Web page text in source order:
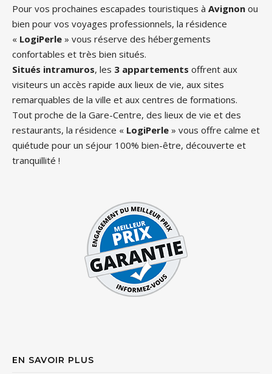
Pour vos prochaines escapades touristiques à Avignon ou
bien pour vos voyages professionnels, la résidence
« LogiPerle » vous réserve des hébergements
confortables et très bien situés.
Situés intramuros, les 3 appartements offrent aux
visiteurs un accès rapide aux lieux de vie, aux sites
remarquables de la ville et aux centres de formations.
Tout proche de la Gare-Centre, des lieux de vie et des
restaurants, la résidence « LogiPerle » vous offre calme et
quiétude pour un séjour 100% bien-être, découverte et
tranquillité !
EN SAVOIR PLUS